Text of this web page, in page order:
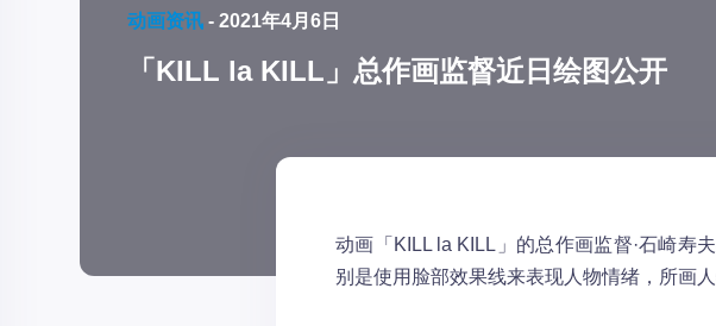
动画资讯 - 2021年4月6日
「KILL la KILL」总作画监督近日绘图公开
动画「KILL la KILL」的总作画监督·石崎寿
别是使用脸部效果线来表现人物情绪，所画